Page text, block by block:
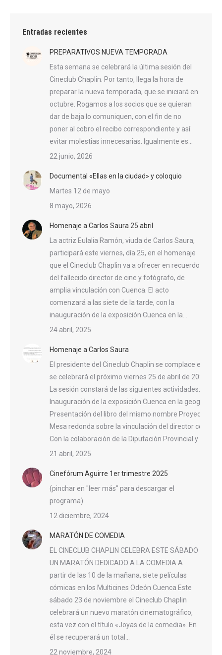
Entradas recientes
PREPARATIVOS NUEVA TEMPORADA
Esta semana se celebrará la última sesión del
Cineclub Chaplin. Por tanto, llega la hora de
preparar la nueva temporada, que se iniciará en
octubre. Rogamos a los socios que se quieran
dar de baja lo comuniquen, con el fin de no
poner al cobro el recibo correspondiente y así
evitar molestias innecesarias. Igualmente es…
22 junio, 2026
Documental «Ellas en la ciudad» y coloquio
Martes 12 de mayo
8 mayo, 2026
Homenaje a Carlos Saura 25 abril
La actriz Eulalia Ramón, viuda de Carlos Saura,
participará este viernes, día 25, en el homenaje
que el Cineclub Chaplin va a ofrecer en recuerdo
del fallecido director de cine y fotógrafo, de
amplia vinculación con Cuenca. El acto
comenzará a las siete de la tarde, con la
inauguración de la exposición Cuenca en la…
24 abril, 2025
Homenaje a Carlos Saura
El presidente del Cineclub Chaplin se complace en
se celebrará el próximo viernes 25 de abril de 2025, a
La sesión constará de las siguientes actividades:
Inauguración de la exposición Cuenca en la geografía
Presentación del libro del mismo nombre Proyección
Mesa redonda sobre la vinculación del director con la
Con la colaboración de la Diputación Provincial y el
21 abril, 2025
Cinefórum Aguirre 1er trimestre 2025
(pinchar en "leer más" para descargar el
programa)
12 diciembre, 2024
MARATÓN DE COMEDIA
EL CINECLUB CHAPLIN CELEBRA ESTE SÁBADO
UN MARATÓN DEDICADO A LA COMEDIA A
partir de las 10 de la mañana, siete películas
cómicas en los Multicines Odeón Cuenca Este
sábado 23 de noviembre el Cineclub Chaplin
celebrará un nuevo maratón cinematográfico,
esta vez con el título «Joyas de la comedia». En
él se recuperará un total…
22 noviembre, 2024